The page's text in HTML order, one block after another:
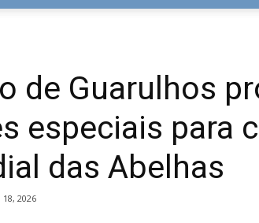
de Guarulhos
especiais para
das Abelhas
2026